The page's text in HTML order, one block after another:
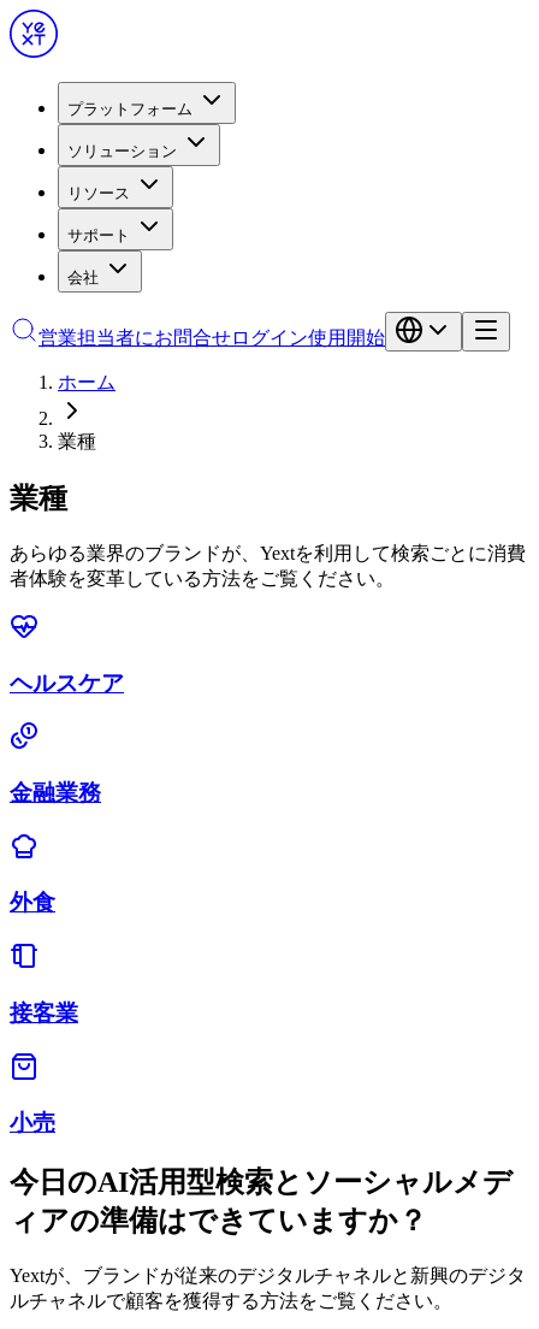
プラットフォーム
ソリューション
リソース
サポート
会社
営業担当者にお問合せログイン使用開始
ホーム
業種
業種
あらゆる業界のブランドが、Yextを利用して検索ごとに消費
者体験を変革している方法をご覧ください。
ヘルスケア
金融業務
外食
接客業
小売
今日のAI活用型検索とソーシャルメデ
ィアの準備はできていますか？
Yextが、ブランドが従来のデジタルチャネルと新興のデジタ
ルチャネルで顧客を獲得する方法をご覧ください。